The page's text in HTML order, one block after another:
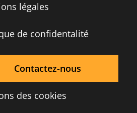
légales
de confidentalité
Contactez-nous
des cookies